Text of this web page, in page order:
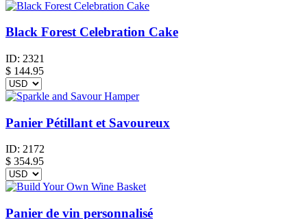
Black Forest Celebration Cake
ID: 2321
$ 144.95
Panier Pétillant et Savoureux
ID: 2172
$ 354.95
Panier de vin personnalisé